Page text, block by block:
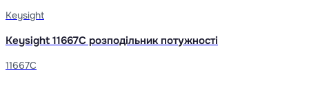
Keysight
Keysight 11667C розподільник потужності
11667C